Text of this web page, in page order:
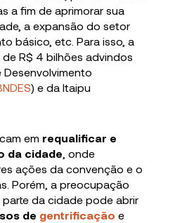
a fim de aprimorar sua
a expansão do setor
básico, etc. Para isso, a
R$ 4 bilhões advindos
) e da Itaipu
em requalificar e
da cidade , onde
ações da convenção e o
Porém, a preocupação
da cidade pode abrir
de gentrificação e